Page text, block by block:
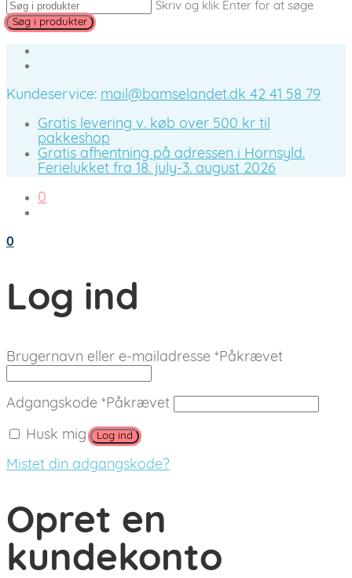
Skriv og klik Enter for at søge
Kundeservice: mail@bamselandet.dk 42 41 58 79
Gratis levering v. køb over 500 kr til
pakkeshop
Gratis afhentning på adressen i Hornsyld.
Ferielukket fra 18. july-3. august 2026
0
0
Log ind
Brugernavn eller e-mailadresse *Påkrævet
Adgangskode *Påkrævet
Husk mig Log ind
Mistet din adgangskode?
Opret en
kundekonto